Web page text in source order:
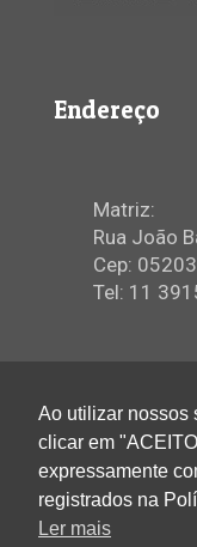
Endereço
Matriz:
Rua João
Cep:
Tel: 11
2022 © Igreja
Ao utilizar nossos
clicar em
expressamente
registrados na
Ler mais